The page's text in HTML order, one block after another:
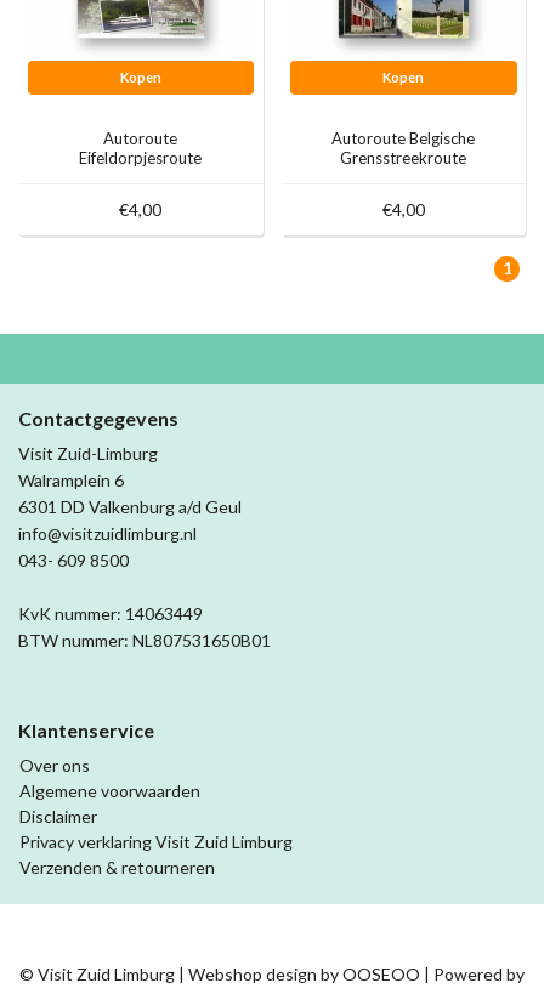
Kopen
Autoroute
Eifeldorpjesroute
€4,00
Kopen
Autoroute Belgische
Grensstreekroute
€4,00
1
Contactgegevens
Visit Zuid-Limburg
Walramplein 6
6301 DD Valkenburg a/d Geul
info@visitzuidlimburg.nl
043- 609 8500
KvK nummer: 14063449
BTW nummer: NL807531650B01
Klantenservice
Over ons
Algemene voorwaarden
Disclaimer
Privacy verklaring Visit Zuid Limburg
Verzenden & retourneren
© Visit Zuid Limburg | Webshop design byOOSEOO | Powered by